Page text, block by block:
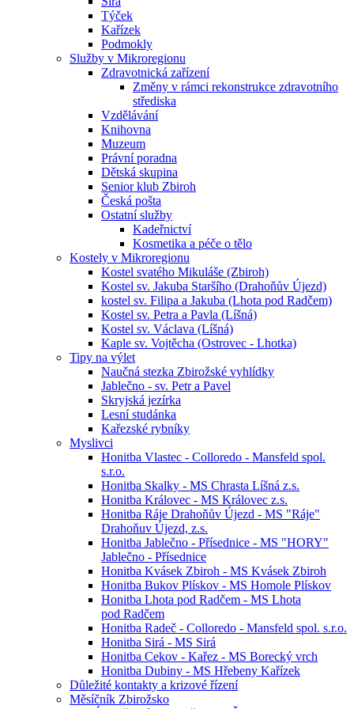
Týček
Kařízek
Podmokly
Služby v Mikroregionu
Zdravotnická zařízení
Změny v rámci rekonstrukce zdravotního
střediska
Vzdělávání
Knihovna
Muzeum
Právní poradna
Dětská skupina
Senior klub Zbiroh
Česká pošta
Ostatní služby
Kadeřnictví
Kosmetika a péče o tělo
Kostely v Mikroregionu
Kostel svatého Mikuláše (Zbiroh)
Kostel sv. Jakuba Staršího (Drahoňův Újezd)
kostel sv. Filipa a Jakuba (Lhota pod Radčem)
Kostel sv. Petra a Pavla (Líšná)
Kostel sv. Václava (Líšná)
Kaple sv. Vojtěcha (Ostrovec - Lhotka)
Tipy na výlet
Naučná stezka Zbirožské vyhlídky
Jablečno - sv. Petr a Pavel
Skryjská jezírka
Lesní studánka
Kařezské rybníky
Myslivci
Honitba Vlastec - Colloredo - Mansfeld spol.
s.r.o.
Honitba Skalky - MS Chrasta Líšná z.s.
Honitba Královec - MS Královec z.s.
Honitba Ráje Drahoňův Újezd - MS "Ráje"
Drahoňuv Újezd, z.s.
Honitba Jablečno - Přísednice - MS "HORY"
Jablečno - Přísednice
Honitba Kvásek Zbiroh - MS Kvásek Zbiroh
Honitba Bukov Plískov - MS Homole Plískov
Honitba Lhota pod Radčem - MS Lhota
pod Radčem
Honitba Radeč - Colloredo - Mansfeld spol. s.r.o.
Honitba Sirá - MS Sirá
Honitba Cekov - Kařez - MS Borecký vrch
Honitba Dubiny - MS Hřebeny Kařízek
Důležité kontakty a krizové řízení
Měsíčník Zbirožsko